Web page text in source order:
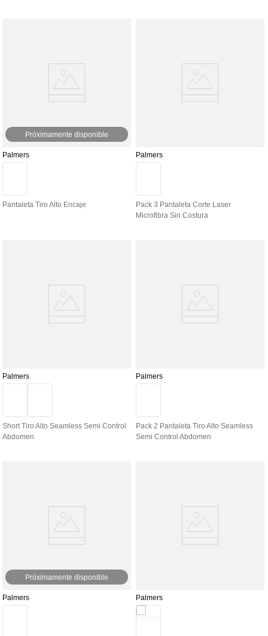
Próximamente disponible
Palmers
Pantaleta Tiro Alto Encaje
Palmers
Pack 3 Pantaleta Corte Laser
Microfibra Sin Costura
Palmers
Short Tiro Alto Seamless Semi Control
Abdomen
Palmers
Pack 2 Pantaleta Tiro Alto Seamless
Semi Control Abdomen
Próximamente disponible
Palmers Palmers